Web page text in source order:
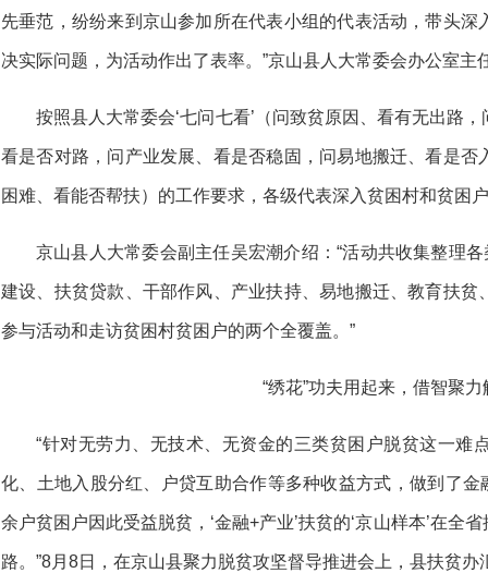
先垂范，纷纷来到京山参加所在代表小组的代表活动，带头
决实际问题，为活动作出了表率。”京山县人大常委会办公室主
按照县人大常委会‘七问七看’（问致贫原因、看有无出路
看是否对路，问产业发展、看是否稳固，问易地搬迁、看是
困难、看能否帮扶）的工作要求，各级代表深入贫困村和贫困
京山县人大常委会副主任吴宏潮介绍：“活动共收集整理
建设、扶贫贷款、干部作风、产业扶持、易地搬迁、教育扶
参与活动和走访贫困村贫困户的两个全覆盖。”
“绣花”功夫用起来，借智聚
“针对无劳力、无技术、无资金的三类贫困户脱贫这一难
化、土地入股分红、户贷互助合作等多种收益方式，做到了
余户贫困户因此受益脱贫，‘金融+产业’扶贫的‘京山样本’在全
路。”8月8日，在京山县聚力脱贫攻坚督导推进会上，县扶贫